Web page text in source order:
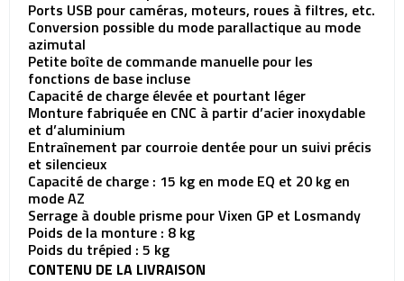
Ports USB pour caméras, moteurs, roues à filtres, etc.
Conversion possible du mode parallactique au mode
azimutal
Petite boîte de commande manuelle pour les
fonctions de base incluse
Capacité de charge élevée et pourtant léger
Monture fabriquée en CNC à partir d’acier inoxydable
et d’aluminium
Entraînement par courroie dentée pour un suivi précis
et silencieux
Capacité de charge : 15 kg en mode EQ et 20 kg en
mode AZ
Serrage à double prisme pour Vixen GP et Losmandy
Poids de la monture : 8 kg
Poids du trépied : 5 kg
CONTENU DE LA LIVRAISON